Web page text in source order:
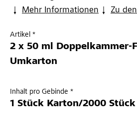
Mehr Informationen
Zu
Artikel *
2 x 50 ml Doppelkammer-
Umkarton
Inhalt pro Gebinde *
1 Stück Karton/2000